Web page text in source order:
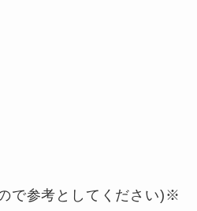
で参考としてください)※